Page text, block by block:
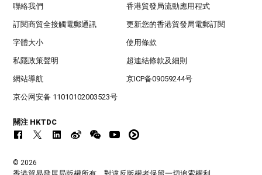
聯絡我們 香港貿發局流動應用程式
訂閱商貿全接觸電郵通訊 更新您的香港貿發局電郵訂閱
字體大小 使用條款
私隱政策聲明 超連結條款及細則
網站導航 京ICP备09059244号
京公网安备 11010102003523号
關注 HKTDC
© 2026